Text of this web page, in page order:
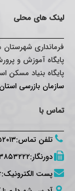
لینک های محلی
فرمانداری
پایگاه آموزش و
پایگاه بنیاد مسکن
سازمان بازرسی استان
تماس با
تلفن تماس:
دورنگار:
پست الکترونیک: